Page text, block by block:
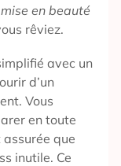
mise en beauté
rêviez.
avec un
d’un
Vous
en toute
que
inutile. Ce